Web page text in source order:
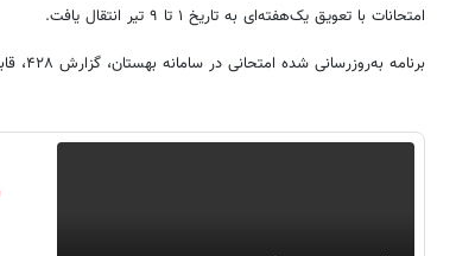
امتحانات با تعویق یک‌هفته‌ای به تاریخ ۱ تا ۹ تیر انتقال یافت.
برنامه به‌روزرسانی شده امتحانی در سامانه بهستان، گزارش ۴۲۸، قابل رویت است.